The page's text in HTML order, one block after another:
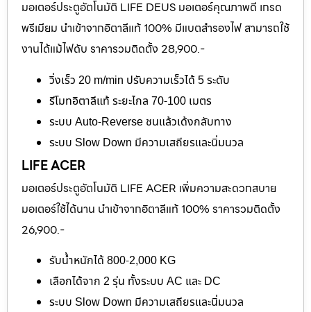
มอเตอร์ประตูอัตโนมัติ LIFE DEUS มอเตอร์คุณภาพดี เกรด
พรีเมียม นำเข้าจากอิตาลีแท้ 100% มีแบตสำรองไฟ สามารถใช้
งานได้แม้ไฟดับ ราคารวมติดตั้ง 28,900.-
วิ่งเร็ว 20 m/min ปรับความเร็วได้ 5 ระดับ
รีโมทอิตาลีแท้ ระยะไกล 70-100 เมตร
ระบบ Auto-Reverse ชนแล้วเด้งกลับทาง
ระบบ Slow Down มีความเสถียรและนิ่มนวล
LIFE ACER
มอเตอร์ประตูอัตโนมัติ LIFE ACER เพิ่มความสะดวกสบาย
มอเตอร์ใช้ได้นาน นำเข้าจากอิตาลีแท้ 100% ราคารวมติดตั้ง
26,900.-
รับน้ำหนักได้ 800-2,000 KG
เลือกได้จาก 2 รุ่น ทั้งระบบ AC และ DC
ระบบ Slow Down มีความเสถียรและนิ่มนวล